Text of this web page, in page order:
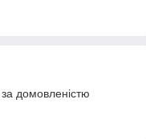
домовленістю